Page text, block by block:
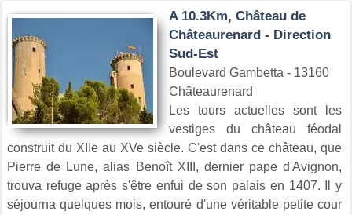
A 10.3Km, Château de
Châteaurenard - Direction
Sud-Est
Boulevard Gambetta - 13160
Châteaurenard
Les tours actuelles sont les
vestiges du château féodal
construit du XIIe au XVe siècle. C'est dans ce château, que
Pierre de Lune, alias Benoît XIII, dernier pape d'Avignon,
trouva refuge après s'être enfui de son palais en 1407. Il y
séjourna quelques mois, entouré d'une véritable petite cour